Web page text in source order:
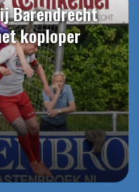
Barendrecht
koploper